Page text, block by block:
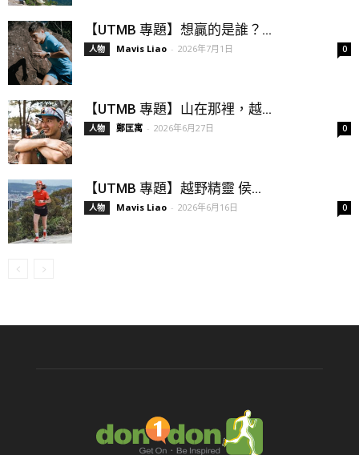
【UTMB 專題】想贏的是誰？...
人物 Mavis Liao - 2026年7月1日 0
【UTMB 專題】山在那裡，越...
人物 鄭匡寓 - 2026年6月27日 0
【UTMB 專題】越野精靈 侯...
人物 Mavis Liao - 2026年6月16日 0